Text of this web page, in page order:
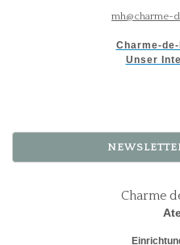
mh@charme-
Charme-
Unser
Charme